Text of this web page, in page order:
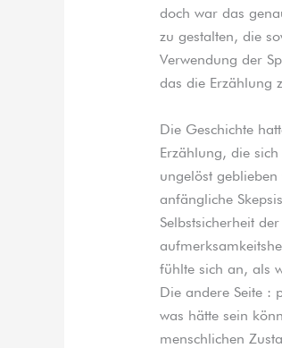
doch war das
zu gestalten, die
Verwendung der
das die Erzählung
Die Geschichte
Erzählung, die
ungelöst
anfängliche
Selbstsicherheit
fühlte sich an, als
Die andere Seite :
was hätte sein
menschlichen